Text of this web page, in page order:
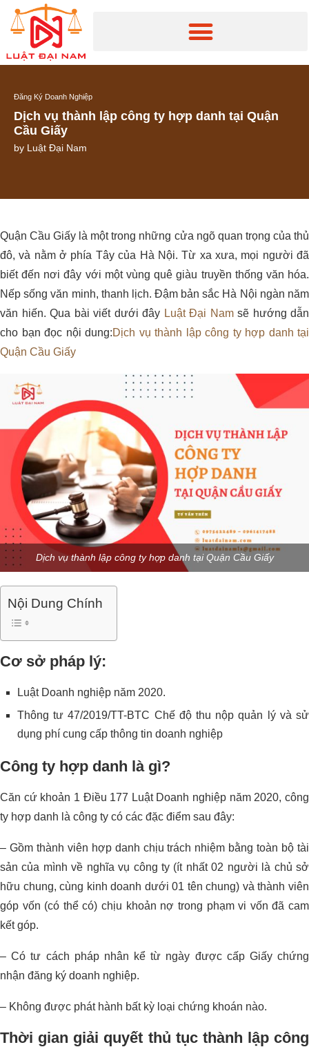
Đăng Ký Doanh Nghiệp
Dịch vụ thành lập công ty hợp danh tại Quận
Cầu Giấy
by Luật Đại Nam
Quận Cầu Giấy là một trong những cửa ngõ quan trọng của thủ
đô, và nằm ở phía Tây của Hà Nội. Từ xa xưa, mọi người đã
biết đến nơi đây với một vùng quê giàu truyền thống văn hóa.
Nếp sống văn minh, thanh lịch. Đậm bản sắc Hà Nội ngàn năm
văn hiến. Qua bài viết dưới đây Luật Đại Namsẽ hướng dẫn
cho bạn đọc nội dung:Dịch vụ thành lập công ty hợp danh tại
Quận Cầu Giấy
Dịch vụ thành lập công ty hợp danh tại Quận Cầu Giấy
Nội Dung Chính
Cơ sở pháp lý:
Luật Doanh nghiệp năm 2020.
Thông tư 47/2019/TT-BTC Chế độ thu nộp quản lý và sử
dụng phí cung cấp thông tin doanh nghiệp
Công ty hợp danh là gì?
Căn cứ khoản 1 Điều 177 Luật Doanh nghiệp năm 2020, công
ty hợp danh là công ty có các đặc điểm sau đây:
– Gồm thành viên hợp danh chịu trách nhiệm bằng toàn bộ tài
sản của mình về nghĩa vụ công ty (ít nhất 02 người là chủ sở
hữu chung, cùng kinh doanh dưới 01 tên chung) và thành viên
góp vốn (có thể có) chịu khoản nợ trong phạm vi vốn đã cam
kết góp.
– Có tư cách pháp nhân kể từ ngày được cấp Giấy chứng
nhận đăng ký doanh nghiệp.
– Không được phát hành bất kỳ loại chứng khoán nào.
Thời gian giải quyết thủ tục thành lập công